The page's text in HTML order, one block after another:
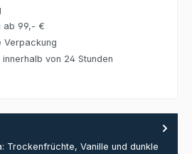
ab 99,- €
Verpackung
von 24 Stunden
Trockenfrüchte, Vanille und dunkle